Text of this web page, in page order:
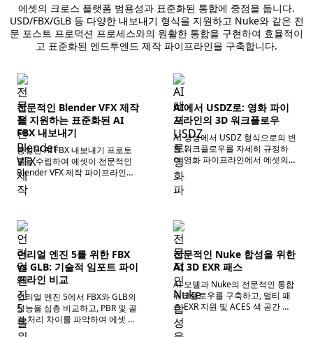
에셋의 크로스 플랫폼 범용성과 표준화된 통합에 중점을 둡니다.
USD/FBX/GLB 등 다양한 내보내기 형식을 지원하고 Nuke와 같은 전
문 포스트 프로덕션 프로세스와의 원활한 통합을 구현하여 효율적이
고 표준화된 엔드투엔드 제작 파이프라인을 구축합니다.
전문적인 Blender VFX 제작
을 지원하는 표준화된 AI
FBX 내보내기
통일된 AI FBX 내보내기 프로토
콜을 수립하여 에셋이 전문적인
Blender VFX 제작 파이프라인에
원활하게 통합될 수 있도록 보장
합니다.
AI에서 USDZ로: 영화 파이
프라인의 3D 워크플로우
AI 생성에서 USDZ 형식으로의 변
환 워크플로우를 자세히 규정하
여 영화 파이프라인에서 에셋의
표준화 수준과 크로스 소프트웨
어 호환성을 향상시킵니다.
언리얼 엔진 5를 위한 FBX
vs GLB: 기술적 임포트 파이
프라인 비교
언리얼 엔진 5에서 FBX와 GLB의
성능을 심층 비교하고, PBR 및 골
격 처리 차이를 파악하여 에셋 가
져오기 효율성을 최적화합니다.
전문적인 Nuke 합성을 위한
AI 3D EXR 패스
AI 모델과 Nuke의 전문적인 통합
워크플로우를 구축하고, 멀티 패
스 EXR 지원 및 ACES 색 공간 관
리를 통해 포스트 프로덕션 합성
품질을 향상시킵니다.